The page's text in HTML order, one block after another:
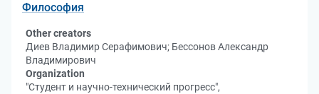
Философия
Other creators
Диев Владимир Серафимович; Бессонов Александр
Владимирович
Organization
"Студент и научно-технический прогресс",